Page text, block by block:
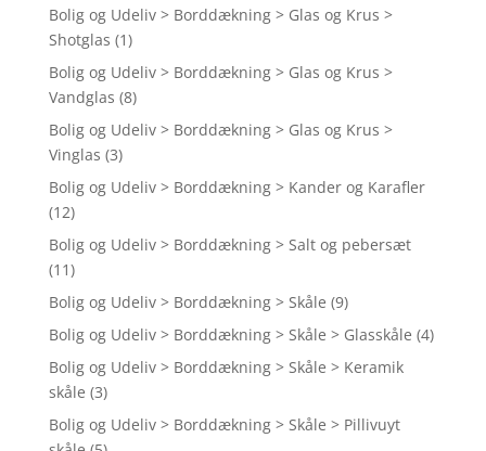
Bolig og Udeliv > Borddækning > Glas og Krus >
Shotglas (1)
Bolig og Udeliv > Borddækning > Glas og Krus >
Vandglas (8)
Bolig og Udeliv > Borddækning > Glas og Krus >
Vinglas (3)
Bolig og Udeliv > Borddækning > Kander og Karafler
(12)
Bolig og Udeliv > Borddækning > Salt og pebersæt
(11)
Bolig og Udeliv > Borddækning > Skåle (9)
Bolig og Udeliv > Borddækning > Skåle > Glasskåle (4)
Bolig og Udeliv > Borddækning > Skåle > Keramik
skåle (3)
Bolig og Udeliv > Borddækning > Skåle > Pillivuyt